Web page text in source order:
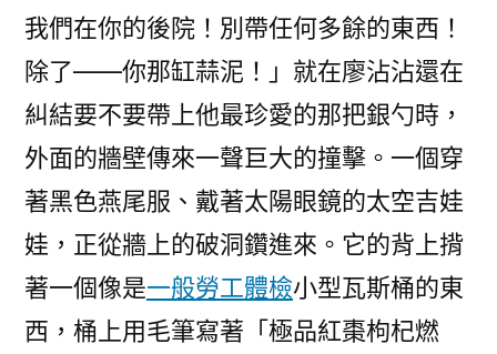
我們在你的後院！別帶任何多餘的東西！
除了——你那缸蒜泥！」就在廖沾沾還在
糾結要不要帶上他最珍愛的那把銀勺時，
外面的牆壁傳來一聲巨大的撞擊。一個穿
著黑色燕尾服、戴著太陽眼鏡的太空吉娃
娃，正從牆上的破洞鑽進來。它的背上揹
著一個像是一般勞工體檢小型瓦斯桶的東
西，桶上用毛筆寫著「極品紅棗枸杞燃